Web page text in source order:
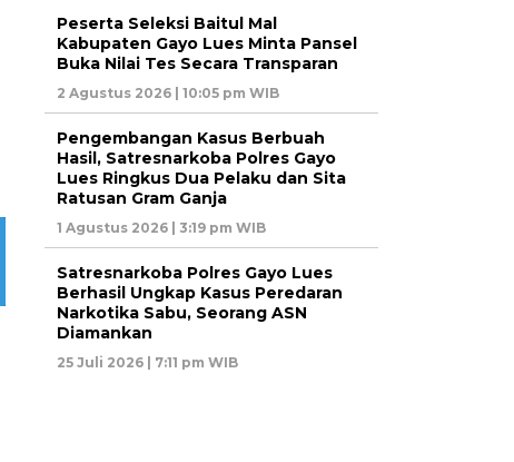
Peserta Seleksi Baitul Mal
Kabupaten Gayo Lues Minta Pansel
Buka Nilai Tes Secara Transparan
2 Agustus 2026 | 10:05 pm WIB
Pengembangan Kasus Berbuah
Hasil, Satresnarkoba Polres Gayo
Lues Ringkus Dua Pelaku dan Sita
Ratusan Gram Ganja
1 Agustus 2026 | 3:19 pm WIB
Satresnarkoba Polres Gayo Lues
Berhasil Ungkap Kasus Peredaran
Narkotika Sabu, Seorang ASN
Diamankan
25 Juli 2026 | 7:11 pm WIB